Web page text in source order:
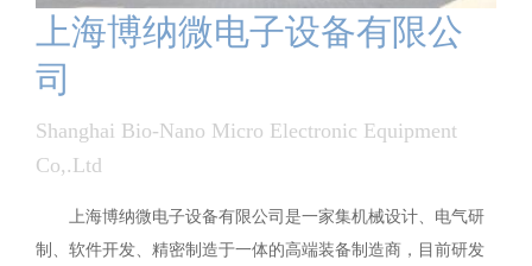
上海博纳微电子设备有限公
司
Shanghai Bio-Nano Micro Electronic Equipment
Co,.Ltd
上海博纳微电子设备有限公司是一家集机械设计、电气研
制、软件开发、精密制造于一体的高端装备制造商，目前研发